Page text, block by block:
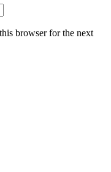
browser for the next